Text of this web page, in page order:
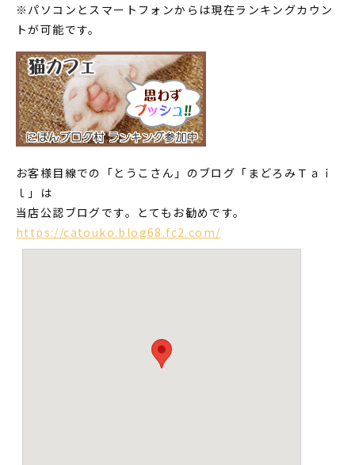
※パソコンとスマートフォンからは現在ランキングカウン
トが可能です。
お客様目線での「とうこさん」のブログ「まどろみＴａｉ
ｌ」は
当店公認ブログです。とてもお勧めです。
https://catouko.blog68.fc2.com/